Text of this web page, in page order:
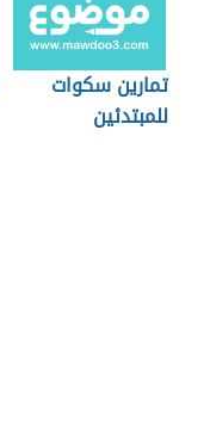
تمارين سكوات
للمبتدئين